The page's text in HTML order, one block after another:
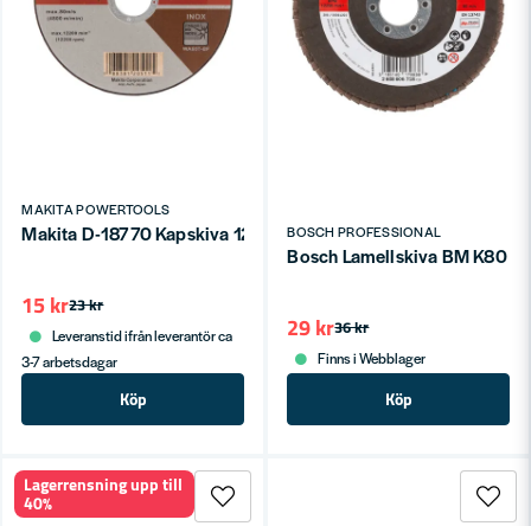
MAKITA POWERTOOLS
Makita D-18770 Kapskiva 125mm (Metall & Rostfritt)
23 kr
15 kr
Leveranstid ifrån leverantör ca
3-7 arbetsdagar
Köp
BOSCH PROFESSIONAL
Bosch Lamellskiva BM K80
36 kr
29 kr
Finns i Webblager
Köp
Lagerrensning upp till
40%